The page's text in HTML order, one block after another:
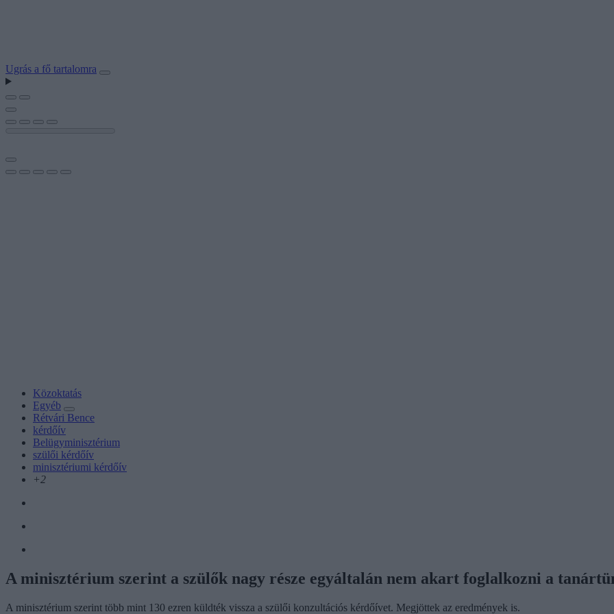
Ugrás a fő tartalomra
Közoktatás
Egyéb
Rétvári Bence
kérdőív
Belügyminisztérium
szülői kérdőív
minisztériumi kérdőív
+2
A minisztérium szerint a szülők nagy része egyáltalán nem akart foglalkozni a
A minisztérium szerint több mint 130 ezren küldték vissza a szülői konzultációs kérdőívet. Megjöttek az eredmények is.